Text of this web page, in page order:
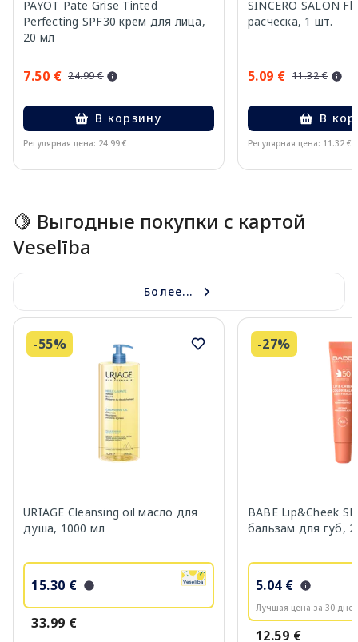
PAYOT Pate Grise Tinted
Perfecting SPF30 крем для лица,
20 мл
7.50 € 24.99 €
В корзину
Регулярная цена: 24.99 €
SINCERO SALON
расчёска, 1 шт.
5.09 € 11.32 €
В
Регулярная цена: 11.32 €
🍋 Выгодные покупки с картой
Veselība
Более...
-55%
URIAGE Cleansing oil масло для
душа, 1000 мл
15.30 €
33.99 €
-27%
BABE Lip&Cheek
бальзам для губ,
5.04 €
Лучшая цена за 30
12.59 €